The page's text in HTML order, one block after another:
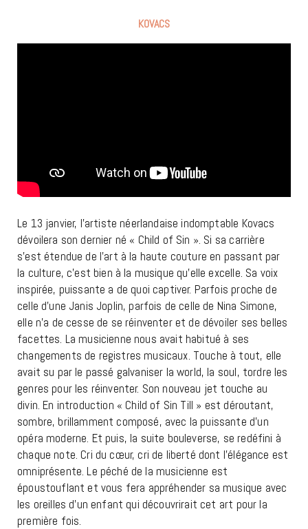
KOVACS
Le 13 janvier, l’artiste néerlandaise indomptable Kovacs
dévoilera son dernier né « Child of Sin ». Si sa carrière
s’est étendue de l’art à la haute couture en passant par
la culture, c’est bien à la musique qu’elle excelle. Sa voix
inspirée, puissante a de quoi captiver. Parfois proche de
celle d’une Janis Joplin, parfois de celle de Nina Simone,
elle n’a de cesse de se réinventer et de dévoiler ses belles
facettes. La musicienne nous avait habitué à ses
changements de registres musicaux. Touche à tout, elle
avait su par le passé galvaniser la world, la soul, tordre les
genres pour les réinventer. Son nouveau jet touche au
divin. En introduction « Child of Sin Till » est déroutant,
sombre, brillamment composé, avec la puissante d’un
opéra moderne. Et puis, la suite bouleverse, se redéfini à
chaque note. Cri du cœur, cri de liberté dont l’élégance est
omniprésente. Le péché de la musicienne est
époustouflant et vous fera appréhender sa musique avec
les oreilles d’un enfant qui découvrirait cet art pour la
première fois.